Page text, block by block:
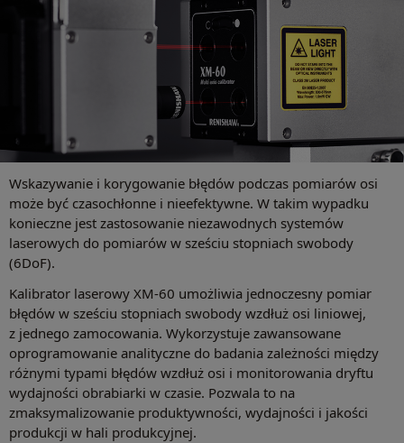
Wskazywanie i korygowanie błędów podczas pomiarów osi
może być czasochłonne i nieefektywne. W takim wypadku
konieczne jest zastosowanie niezawodnych systemów
laserowych do pomiarów w sześciu stopniach swobody
(6DoF).
Kalibrator laserowy XM-60 umożliwia jednoczesny pomiar
błędów w sześciu stopniach swobody wzdłuż osi liniowej,
z jednego zamocowania. Wykorzystuje zawansowane
oprogramowanie analityczne do badania zależności między
różnymi typami błędów wzdłuż osi i monitorowania dryftu
wydajności obrabiarki w czasie. Pozwala to na
zmaksymalizowanie produktywności, wydajności i jakości
produkcji w hali produkcyjnej.